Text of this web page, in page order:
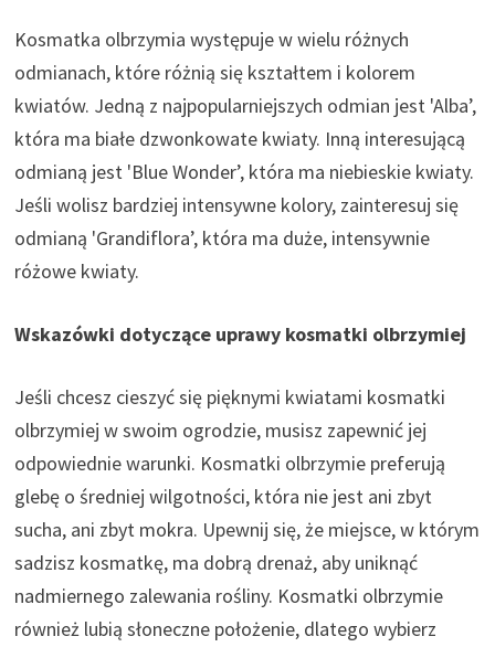
Kosmatka olbrzymia występuje w wielu różnych
odmianach, które różnią się kształtem i kolorem
kwiatów. Jedną z najpopularniejszych odmian jest 'Alba’,
która ma białe dzwonkowate kwiaty. Inną interesującą
odmianą jest 'Blue Wonder’, która ma niebieskie kwiaty.
Jeśli wolisz bardziej intensywne kolory, zainteresuj się
odmianą 'Grandiflora’, która ma duże, intensywnie
różowe kwiaty.
Wskazówki dotyczące uprawy kosmatki olbrzymiej
Jeśli chcesz cieszyć się pięknymi kwiatami kosmatki
olbrzymiej w swoim ogrodzie, musisz zapewnić jej
odpowiednie warunki. Kosmatki olbrzymie preferują
glebę o średniej wilgotności, która nie jest ani zbyt
sucha, ani zbyt mokra. Upewnij się, że miejsce, w którym
sadzisz kosmatkę, ma dobrą drenaż, aby uniknąć
nadmiernego zalewania rośliny. Kosmatki olbrzymie
również lubią słoneczne położenie, dlatego wybierz